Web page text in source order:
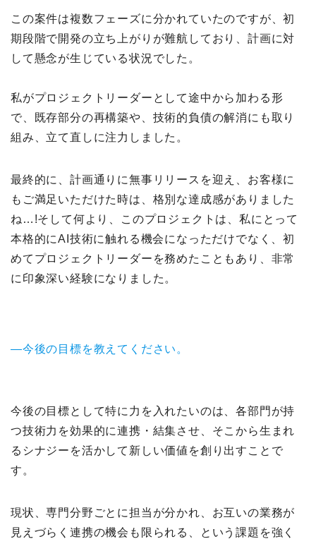
この案件は複数フェーズに分かれていたのですが、初
期段階で開発の立ち上がりが難航しており、計画に対
して懸念が生じている状況でした。
私がプロジェクトリーダーとして途中から加わる形
で、既存部分の再構築や、技術的負債の解消にも取り
組み、立て直しに注力しました。
最終的に、計画通りに無事リリースを迎え、お客様に
もご満足いただけた時は、格別な達成感がありました
ね…!そして何より、このプロジェクトは、私にとって
本格的にAI技術に触れる機会になっただけでなく、初
めてプロジェクトリーダーを務めたこともあり、非常
に印象深い経験になりました。
—今後の目標を教えてください。
今後の目標として特に力を入れたいのは、各部門が持
つ技術力を効果的に連携・結集させ、そこから生まれ
るシナジーを活かして新しい価値を創り出すことで
す。
現状、専門分野ごとに担当が分かれ、お互いの業務が
見えづらく連携の機会も限られる、という課題を強く